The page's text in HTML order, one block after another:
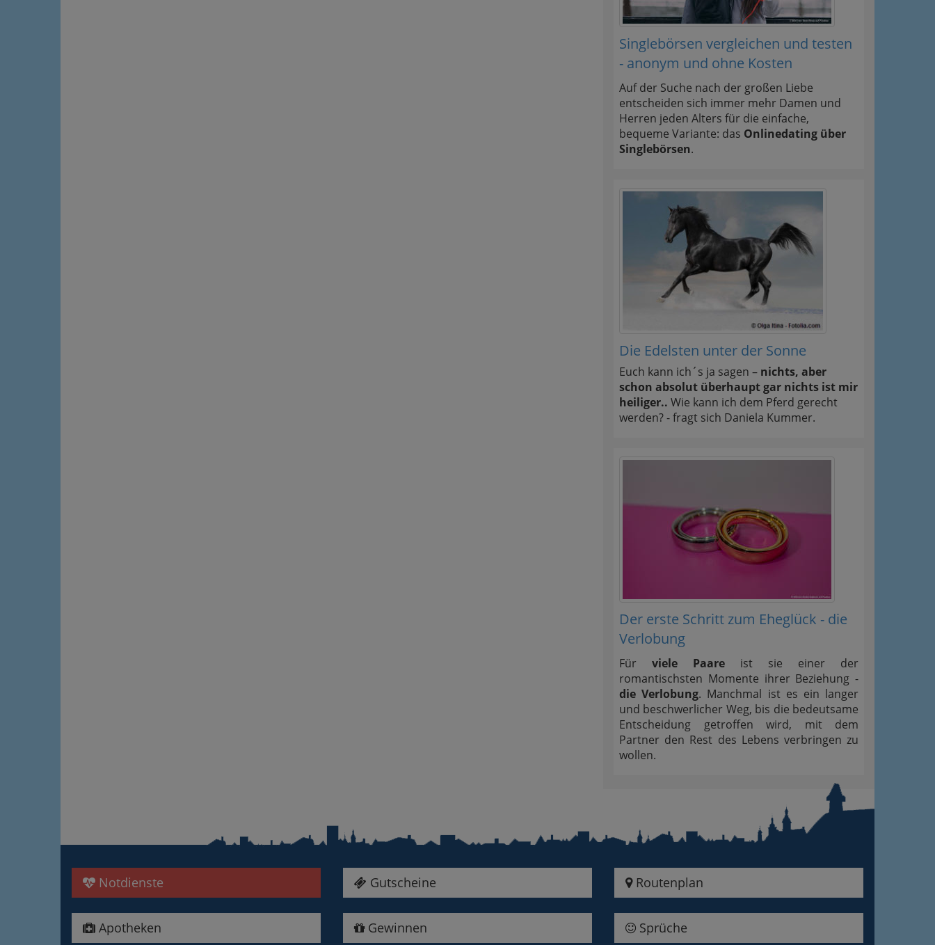
Singlebörsen vergleichen und testen
- anonym und ohne Kosten
Auf der Suche nach der großen Liebe
entscheiden sich immer mehr Damen und
Herren jeden Alters für die einfache,
bequeme Variante: das Onlinedating über
Singlebörsen.
Die Edelsten unter der Sonne
Euch kann ich´s ja sagen – nichts, aber
schon absolut überhaupt gar nichts ist mir
heiliger.. Wie kann ich dem Pferd gerecht
werden? - fragt sich Daniela Kummer.
Der erste Schritt zum Eheglück - die
Verlobung
Für viele Paare ist sie einer der
romantischsten Momente ihrer Beziehung -
die Verlobung. Manchmal ist es ein langer
und beschwerlicher Weg, bis die bedeutsame
Entscheidung getroffen wird, mit dem
Partner den Rest des Lebens verbringen zu
wollen.
Notdienste
Apotheken
Gutscheine
Gewinnen
Routenplan
Sprüche